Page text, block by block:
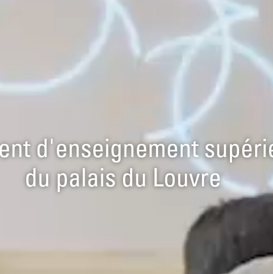
d'enseignement
du palais du Louvre